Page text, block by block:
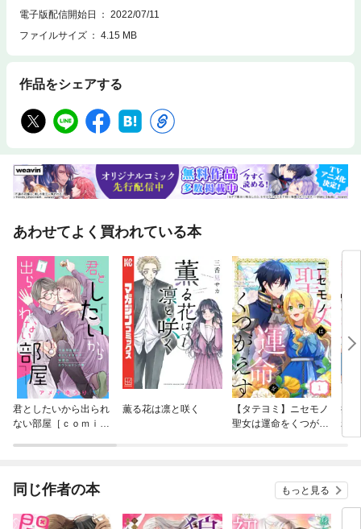
電子版配信開始日
2022/07/11
ファイルサイズ
4.15 MB
作品をシェアする
あわせてよく買われている本
君としたいから出られ
ない部屋［ｃｏｍｉ
薫る花は凛と咲く
【タテヨミ】ニセモノ
聖女は運命をくつがえ
拝
れ
ちへ
同じ作者の本 もっと見る